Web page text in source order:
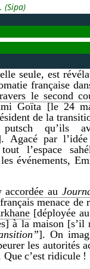
(Sipa)
seule, est
française
le second
Goïta [le 24
de la
qu’ils
Agacé par
l’espace
événements,
accordée au
menace de
[déployée
à la maison [s’il
]. On
les autorités
Que c’est ridicule !